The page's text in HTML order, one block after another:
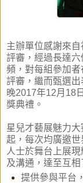
主辦單位感謝來
評審，經過長達
頻，對每組參加
評審，繼而甄選
晚2017年12月18
獎典禮 。
星兒才藝展魅力
起，每次均廣邀
人士於舞台上展
及溝通，達至互
提供參與平台